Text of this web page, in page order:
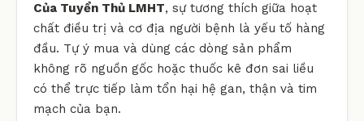
Của Tuyển Thủ LMHT, sự tương thích giữa hoạt
chất điều trị và cơ địa người bệnh là yếu tố hàng
đầu. Tự ý mua và dùng các dòng sản phẩm
không rõ nguồn gốc hoặc thuốc kê đơn sai liều
có thể trực tiếp làm tổn hại hệ gan, thận và tim
mạch của bạn.